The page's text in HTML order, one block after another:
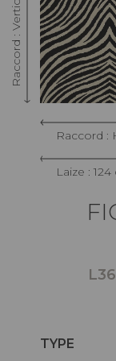
Raccord :
Laize :
TYPE